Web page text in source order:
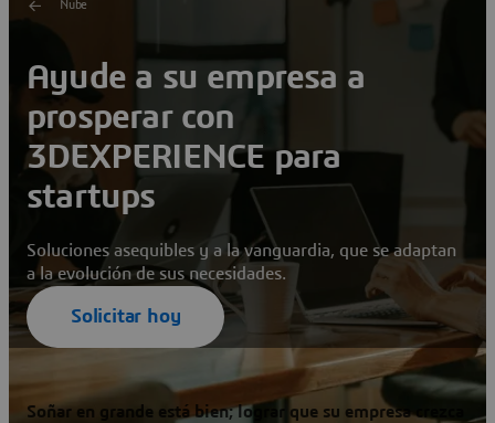
Nube
Ayude a su empresa a
prosperar con
3DEXPERIENCE para
startups
Soluciones asequibles y a la vanguardia, que se adaptan
a la evolución de sus necesidades.
Solicitar hoy
Soñar en grande está bien; lograr que su empresa crezca